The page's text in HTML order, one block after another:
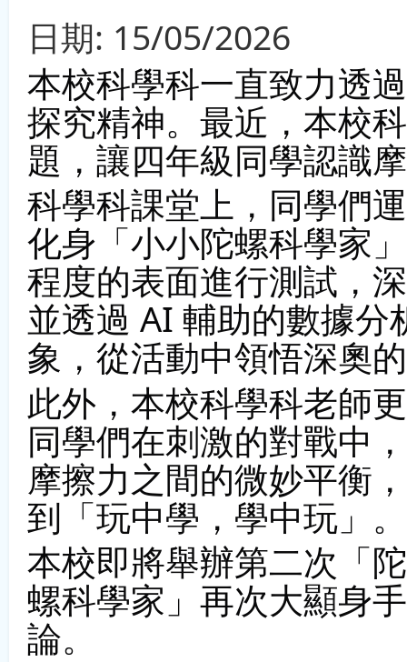
日期: 15/05/2026
本校科學科一直致力透
探究精神。最近，本校
題，讓四年級同學認識
科學科課堂上，同學們
化身「小小陀螺科學家
程度的表面進行測試，
並透過 AI 輔助的數據
象，從活動中領悟深奧
此外，本校科學科老師
同學們在刺激的對戰中
摩擦力之間的微妙平衡
到「玩中學，學中玩」。
本校即將舉辦第二次「
螺科學家」再次大顯身
論。